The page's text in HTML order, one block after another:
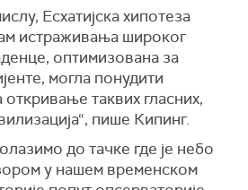
Есхатијска хипотеза
истраживања широког
оптимизована за
могла понудити
таквих гласних,
пише Кипинг.
до тачке где је небо
у нашем временском